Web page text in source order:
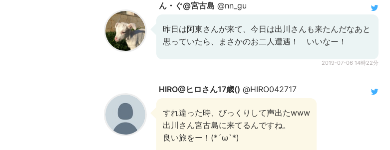
ん・ぐ@宮古島 @nn_gu
昨日は阿東さんが来て、今日は出川さんも来たんだなあと
思っていたら、まさかのお二人遭遇！ いいなー！
2019-07-06 14時22分
HIRO@ヒロさん17歳() @HIRO042717
すれ違った時、びっくりして声出たwww
出川さん宮古島に来てるんですね。
良い旅をー！(*´ω`*)